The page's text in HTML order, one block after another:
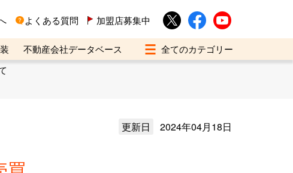
よくある質問 加盟店募集中
不動産会社データベース
更新日 2024年04月18日